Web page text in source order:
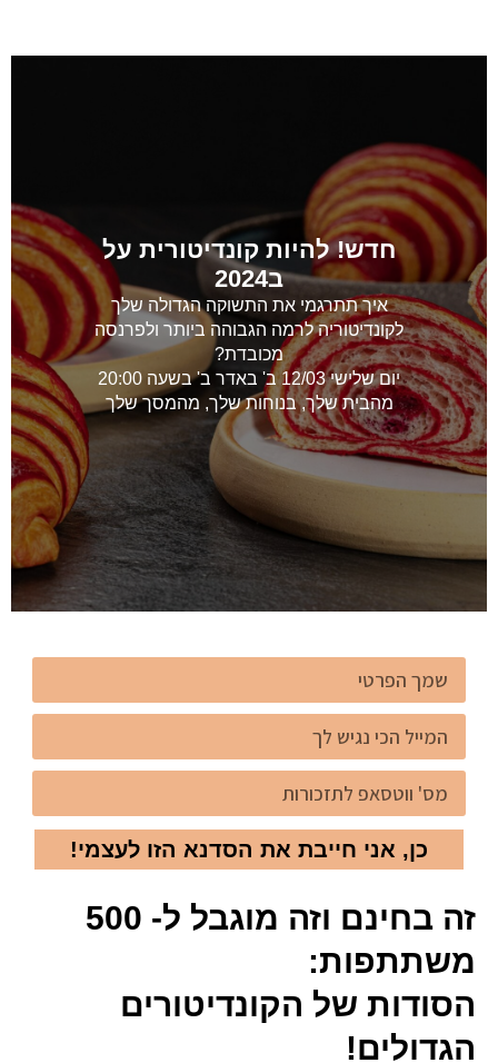
חדש! להיות קונדיטורית על
ב2024
איך תתרגמי את התשוקה הגדולה שלך
לקונדיטוריה לרמה הגבוהה ביותר ולפרנסה
מכובדת?
יום שלישי 12/03 ב' באדר ב' בשעה 20:00
מהבית שלך, בנוחות שלך, מהמסך שלך
כן, אני חייבת את הסדנא הזו לעצמי!
זה בחינם וזה מוגבל ל- 500
משתתפות:
הסודות של הקונדיטורים
הגדולים!